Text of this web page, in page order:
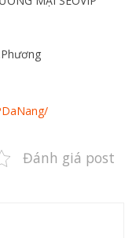
Đánh giá post